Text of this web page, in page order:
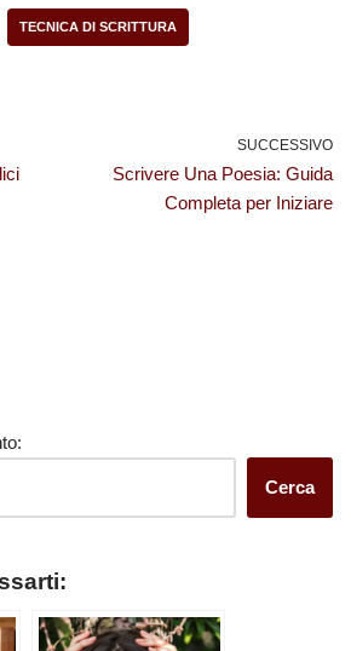
TECNICA DI SCRITTURA
SUCCESSIVO
Scrivere Una Poesia: Guida
Completa per Iniziare
Cerca